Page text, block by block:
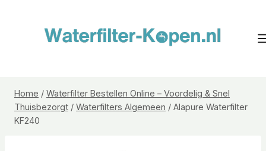
Home / Waterfilter Bestellen Online – Voordelig & Snel
Thuisbezorgt / Waterfilters Algemeen / Alapure Waterfilter
KF240